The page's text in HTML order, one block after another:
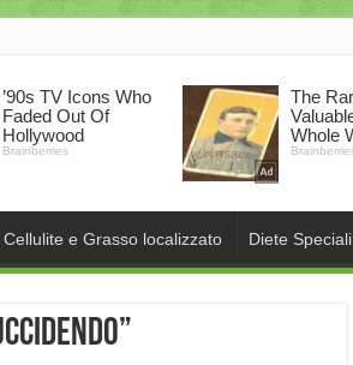
Cellulite e Grasso localizzato Diete Speciali